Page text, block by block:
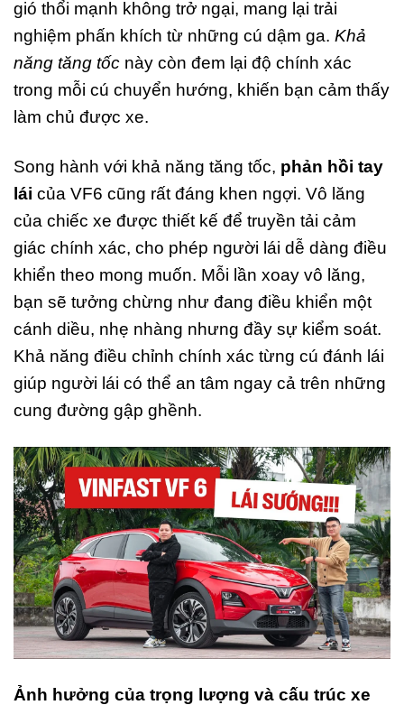
gió thổi mạnh không trở ngại, mang lại trải
nghiệm phấn khích từ những cú dậm ga. Khả
năng tăng tốc này còn đem lại độ chính xác
trong mỗi cú chuyển hướng, khiến bạn cảm thấy
làm chủ được xe.
Song hành với khả năng tăng tốc, phản hồi tay
lái của VF6 cũng rất đáng khen ngợi. Vô lăng
của chiếc xe được thiết kế để truyền tải cảm
giác chính xác, cho phép người lái dễ dàng điều
khiển theo mong muốn. Mỗi lần xoay vô lăng,
bạn sẽ tưởng chừng như đang điều khiển một
cánh diều, nhẹ nhàng nhưng đầy sự kiểm soát.
Khả năng điều chỉnh chính xác từng cú đánh lái
giúp người lái có thể an tâm ngay cả trên những
cung đường gập ghềnh.
Ảnh hưởng của trọng lượng và cấu trúc xe